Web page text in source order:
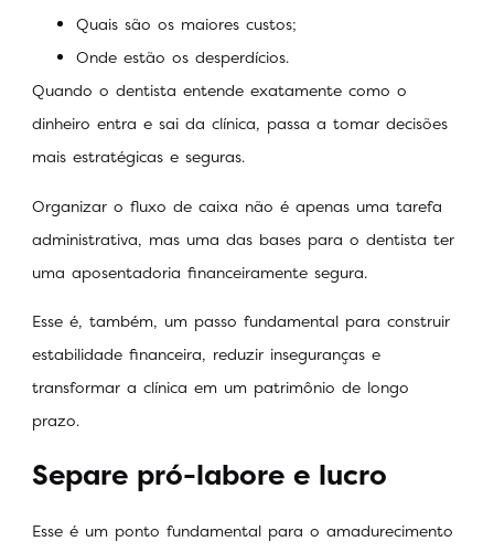
Quais são os maiores custos;
Onde estão os desperdícios.
Quando o dentista entende exatamente como o
dinheiro entra e sai da clínica, passa a tomar decisões
mais estratégicas e seguras.
Organizar o fluxo de caixa não é apenas uma tarefa
administrativa, mas uma das bases para o dentista ter
uma aposentadoria financeiramente segura.
Esse é, também, um passo fundamental para construir
estabilidade financeira, reduzir inseguranças e
transformar a clínica em um patrimônio de longo
prazo.
Separe pró-labore e lucro
Esse é um ponto fundamental para o amadurecimento